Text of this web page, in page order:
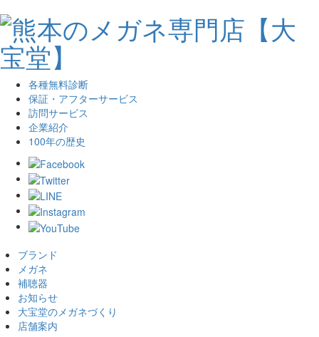
各種無料診断
保証・アフターサービス
訪問サービス
企業紹介
100年の歴史
ブランド
メガネ
補聴器
お知らせ
大宝堂のメガネづくり
店舗案内